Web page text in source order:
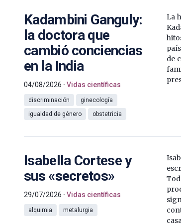
Kadambini Ganguly:
la doctora que
cambió conciencias
en la India
04/08/2026 Vidas científicas
discriminación
ginecología
igualdad de género
obstetricia
La
de
Isabella Cortese y
sus «secretos»
29/07/2026 Vidas científicas
alquimia metalurgia